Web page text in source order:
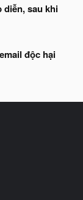
diễn, sau khi
độc hại